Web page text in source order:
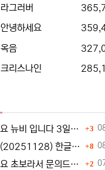
라그러버
안녕하세요
옥음
크리스나인
안녕하세요 뉴비 입니다 3일째 한글패치 때문에 조언 드립니다
댓글
3
rathena(20251128) 한글패치
댓글
8
안녕하세요 초보라서 문의드려요
댓글
2